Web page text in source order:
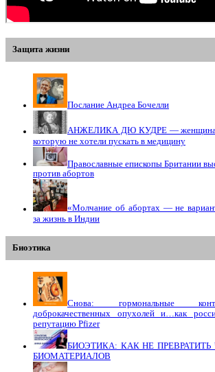
Защита жизни
Послание Андреа Бочелли
АНЖЕЛИКА ДЮ КУДРЕ — женщина,
которую не хотели пускать в медицину
Православные епископы Британии
против абортов
«Молчание об абортах — не
за жизнь в Индии
Биоэтика
Снова: гормональные
доброкачественных опухолей и…как
репутацию Pfizer
БИОЭТИКА: КАК НЕ
БИОМАТЕРИАЛОВ